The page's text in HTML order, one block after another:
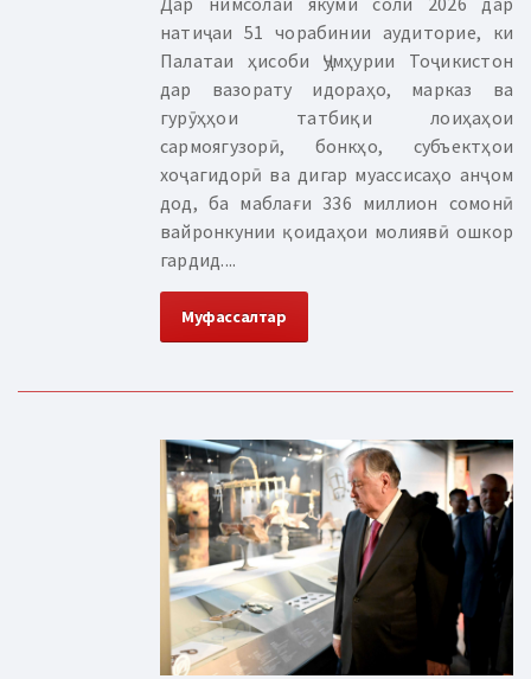
натиҷаи 51 чорабинии аудиторие, ки
Палатаи ҳисоби Ҷумҳурии Тоҷикистон
дар вазорату идораҳо, марказ ва
гурӯҳҳои татбиқи лоиҳаҳои
сармоягузорӣ, бонкҳо, субъектҳои
хоҷагидорӣ ва дигар муассисаҳо анҷом
дод, ба маблағи 336 миллион сомонӣ
вайронкунии қоидаҳои молиявӣ ошкор
гардид....
Муфассалтар